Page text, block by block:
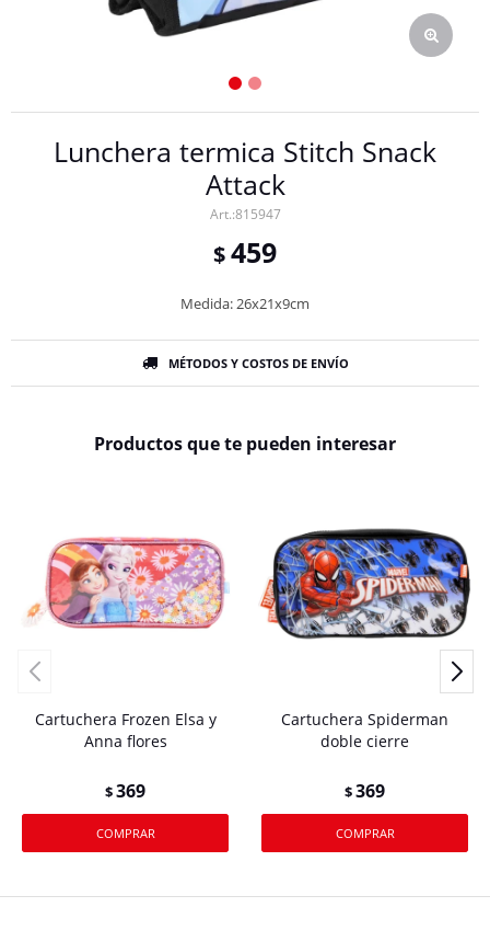
Lunchera termica Stitch Snack
Attack
815947
$459
Medida: 26x21x9cm
MÉTODOS Y COSTOS DE ENVÍO
Productos que te pueden interesar
Cartuchera Frozen Elsa y
Anna flores
$369
Cartuchera Spiderman
doble cierre
$369